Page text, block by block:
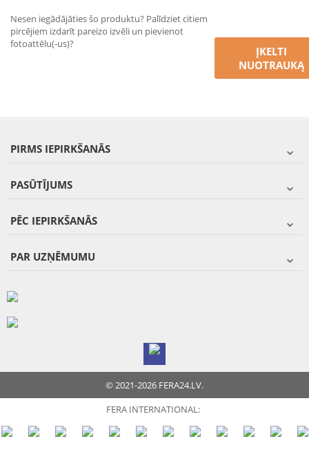
Nesen iegādājāties šo produktu? Palīdziet citiem
pircējiem izdarīt pareizo izvēli un pievienot
fotoattēlu(-us)?
ĮKELTI
NUOTRAUKĄ
PIRMS IEPIRKŠANĀS
PASŪTĪJUMS
PĒC IEPIRKŠANĀS
PAR UZŅĒMUMU
© 2021-2026 FERA24.LV.
FERA INTERNATIONAL: